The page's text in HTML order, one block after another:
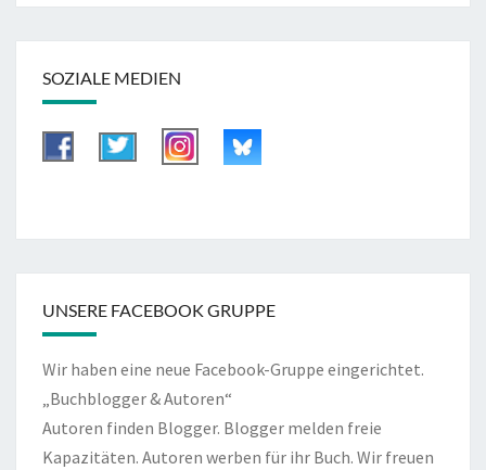
SOZIALE MEDIEN
UNSERE FACEBOOK GRUPPE
Wir haben eine neue Facebook-Gruppe eingerichtet.
„Buchblogger & Autoren“
Autoren finden Blogger. Blogger melden freie
Kapazitäten. Autoren werben für ihr Buch. Wir freuen